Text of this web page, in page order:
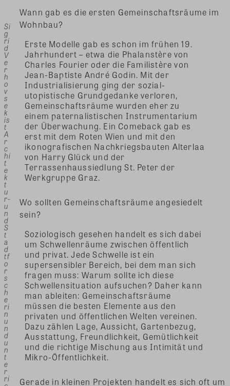
Si
g
ri
d
V
e
r
h
o
v
s
e
k
is
t
A
r
c
hi
t
e
k
t
u
r-
u
n
d
S
t
a
d
tf
o
r
s
c
h
e
ri
n
u
n
d
u
n
t
e
r
ri
Wann gab es die ersten Gemeinschaftsräume im
Wohnbau?
Erste Modelle gab es schon im frühen 19.
Jahrhundert – etwa die Phalanstère von
Charles Fourier oder die Familistère von
Jean-Baptiste André Godin. Mit der
Industrialisierung ging der sozial-
utopistische Grundgedanke verloren,
Gemeinschaftsräume wurden eher zu
einem paternalistischen Instrumentarium
der Überwachung. Ein Comeback gab es
erst mit dem Roten Wien und mit den
ikonografischen Nachkriegsbauten Alterlaa
von Harry Glück und der
Terrassenhaussiedlung St. Peter der
Werkgruppe Graz.
Wo sollten Gemeinschaftsräume angesiedelt
sein?
Soziologisch gesehen handelt es sich dabei
um Schwellenräume zwischen öffentlich
und privat. Jede Schwelle ist ein
supersensibler Bereich, bei dem man sich
fragen muss: Warum sollte ich diese
Schwellensituation aufsuchen? Daher kann
man ableiten: Gemeinschaftsräume
müssen die besten Elemente aus den
privaten und öffentlichen Welten vereinen.
Dazu zählen Lage, Aussicht, Gartenbezug,
Ausstattung, Freundlichkeit, Gemütlichkeit
und die richtige Mischung aus Intimität und
Mikro-Öffentlichkeit.
Gerade in kleinen Projekten handelt es sich oft um